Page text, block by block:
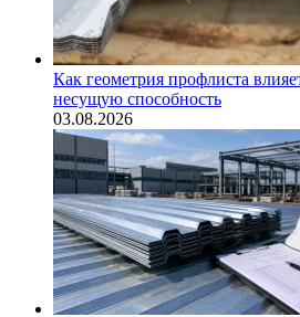
Как геометрия профлиста
несущую способность
03.08.2026